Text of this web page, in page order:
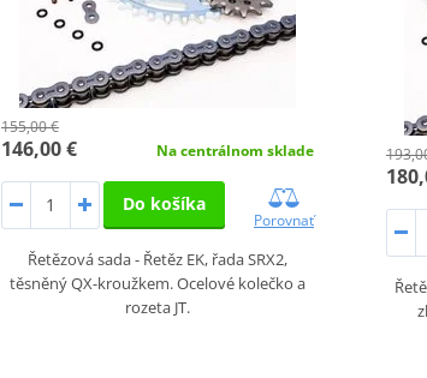
155,00 €
146,00 € Na centrálnom sklade
Do košíka
Porovnať
Řetězová sada - Řetěz EK, řada SRX2,
těsněný QX-kroužkem. Ocelové kolečko a
rozeta JT.